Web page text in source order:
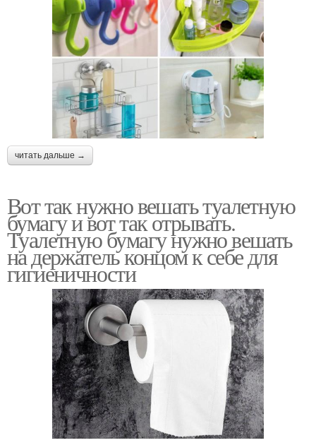
читать дальше →
Вот так нужно вешать туалетную
бумагу и вот так отрывать.
Туалетную бумагу нужно вешать
на держатель концом к себе для
гигиеничности